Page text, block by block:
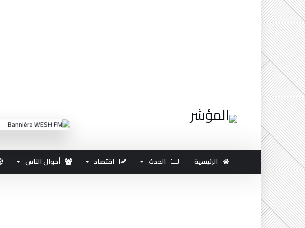
الرئيسية الحدث اقتصاد أحوال الناس